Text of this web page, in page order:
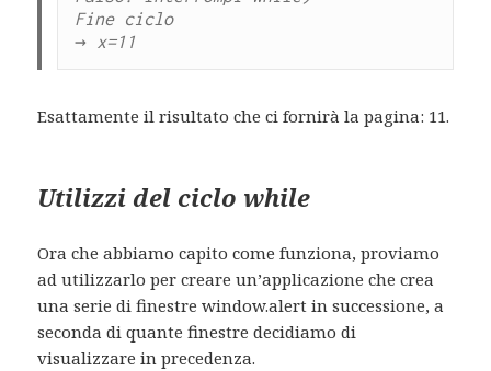
Fine ciclo
Esattamente il risultato che ci fornirà la pagina: 11.
Utilizzi del ciclo while
Ora che abbiamo capito come funziona, proviamo
ad utilizzarlo per creare un’applicazione che crea
una serie di finestre window.alert in successione, a
seconda di quante finestre decidiamo di
visualizzare in precedenza.